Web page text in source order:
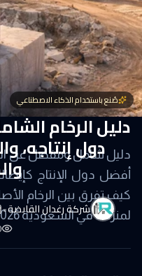
صُنع باستخدام الذكاء الاصطناعي
دول إنتاجه،
شركة رغدان القابضة•
دليل شامل ومفصل عن
أفضل دول الإنتاج
كيف تفرق بين الرخام
لمنزلك في السعودية 2026.